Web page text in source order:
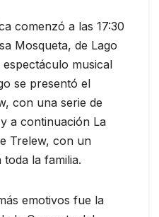
comenzó a las 17:30
Mosqueta, de Lago
musical
se presentó el
con una serie de
a continuación La
Trelew, con un
la familia.
emotivos fue la